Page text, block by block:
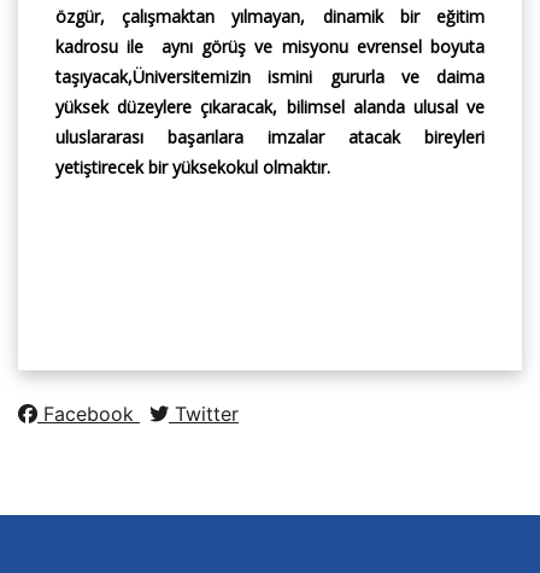
özgür, çalışmaktan yılmayan, dinamik bir eğitim
kadrosu ile aynı görüş ve misyonu evrensel boyuta
taşıyacak,Üniversitemizin ismini gururla ve daima
yüksek düzeylere çıkaracak, bilimsel alanda ulusal ve
uluslararası başarılara imzalar atacak bireyleri
yetiştirecek bir yüksekokul olmaktır.
Facebook Twitter